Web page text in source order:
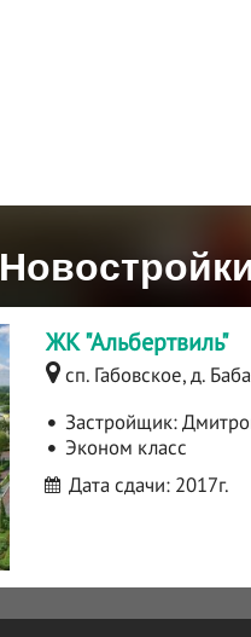
ЖК "Альбертвиль"
сп. Габовское, д.
Застройщик:
Эконом класс
Дата сдачи: 2017г.